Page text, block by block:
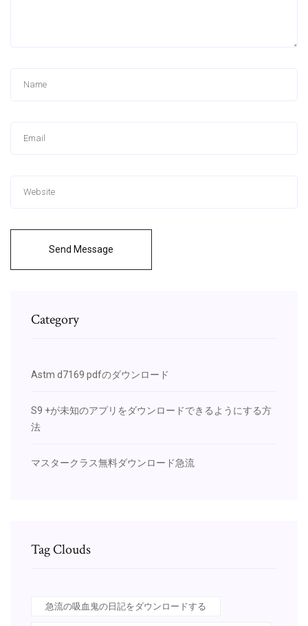
Send Message
Category
Astm d7169 pdfのダウンロード
S9 +が未知のアプリをダウンロードできるようにする方
法
マスタークラス無料ダウンロード急流
Tag Clouds
急流の吸血鬼の日記をダウンロードする